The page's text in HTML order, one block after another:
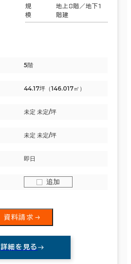
規
模
地上8階／地下1
階建
5階
44.17坪（146.017㎡）
未定 未定/坪
未定 未定/坪
即日
追加
資料請求
詳細を見る